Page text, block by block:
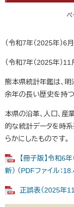
ペ
（令和7年（2025年）6
（令和7年（2025年）
熊本県統計年鑑は、明
余年の長い歴史を持
本県の沿革、人口、産
的な統計データを時
らかにしたものです。
【冊子版】令和6
新） （PDFファイル：
正誤表（2025年11